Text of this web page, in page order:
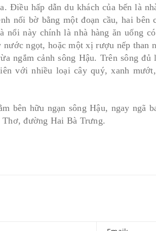
Điều hấp dẫn du khách của bến là
nối bờ bằng một đoạn cầu, hai bên
nổi này chính là nhà hàng ăn uống
ngọt, hoặc một xị rượu nếp than
ngắm cảnh sông Hậu. Trên sông
với nhiều loại cây quý, xanh
bên hữu ngạn sông Hậu, ngay ngã
Thơ, đường Hai Bà Trưng.